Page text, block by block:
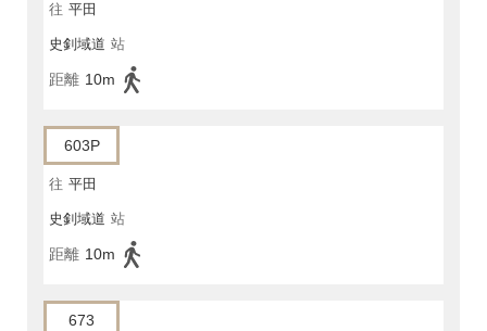
往 平田
史釗域道 站
距離 10m
603P
往 平田
史釗域道 站
距離 10m
673